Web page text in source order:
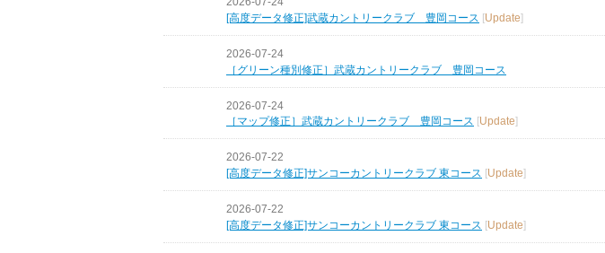
[高度データ修正]武蔵カントリークラブ 豊岡コース [Update]
2026-07-24
［グリーン種別修正］武蔵カントリークラブ 豊岡コース
2026-07-24
［マップ修正］武蔵カントリークラブ 豊岡コース [Update]
2026-07-22
[高度データ修正]サンコーカントリークラブ 東コース [Update]
2026-07-22
[高度データ修正]サンコーカントリークラブ 東コース [Update]